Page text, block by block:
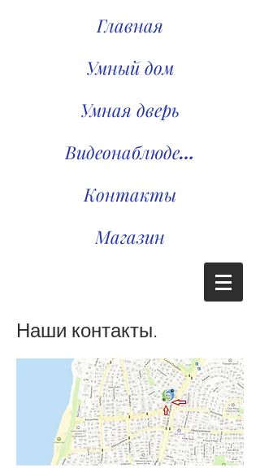
Главная
Умный дом
Умная дверь
Видеонаблюдение
Контакты
Магазин
Наши контакты.